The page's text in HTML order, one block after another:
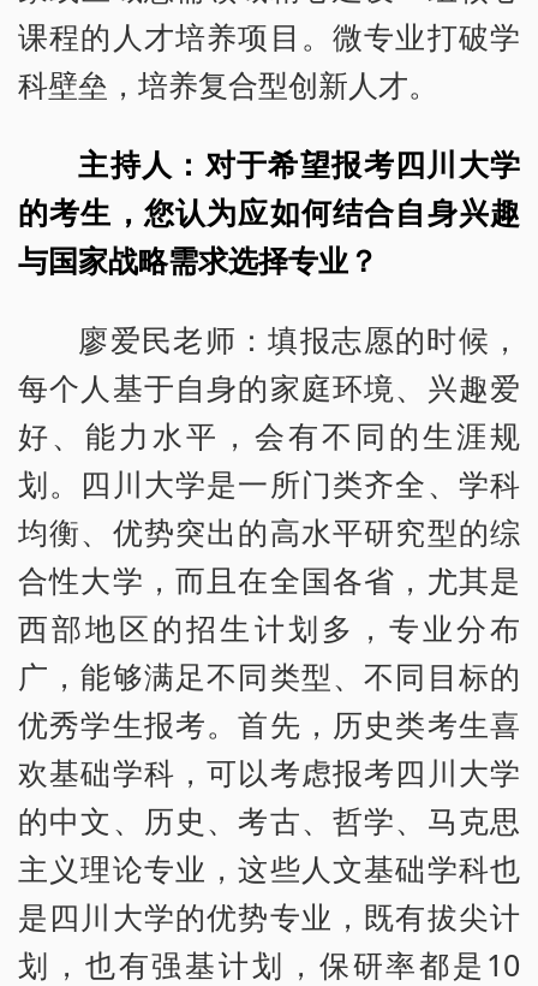
课程的人才培养项目。微专业打破学
科壁垒，培养复合型创新人才。
主持人：对于希望报考四川大学
的考生，您认为应如何结合自身兴趣
与国家战略需求选择专业？
廖爱民老师：填报志愿的时候，
每个人基于自身的家庭环境、兴趣爱
好、能力水平，会有不同的生涯规
划。四川大学是一所门类齐全、学科
均衡、优势突出的高水平研究型的综
合性大学，而且在全国各省，尤其是
西部地区的招生计划多，专业分布
广，能够满足不同类型、不同目标的
优秀学生报考。首先，历史类考生喜
欢基础学科，可以考虑报考四川大学
的中文、历史、考古、哲学、马克思
主义理论专业，这些人文基础学科也
是四川大学的优势专业，既有拔尖计
划，也有强基计划，保研率都是10